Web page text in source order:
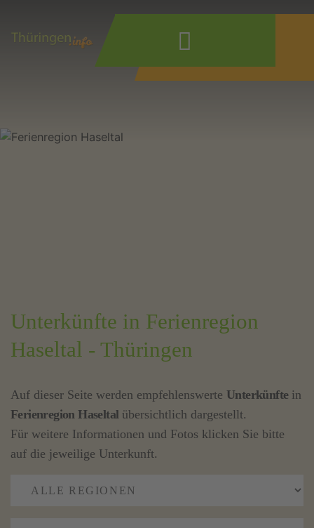
Wonach suchen
Unterkünfte in Ferienregion
Haseltal - Thüringen
Auf dieser Seite werden empfehlenswerte Unterkünftein
Ferienregion Haseltalübersichtlich dargestellt.
Für weitere Informationen und Fotos klicken Sie bitte
auf die jeweilige Unterkunft.